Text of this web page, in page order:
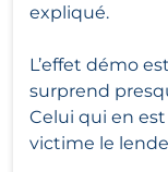
expliqué.
L’effet démo
surprend
Celui qui en
victime le